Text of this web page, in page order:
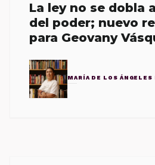
La ley no se dobla
del poder; nuevo
para Geovany
MARÍA DE LOS ÁNGELES